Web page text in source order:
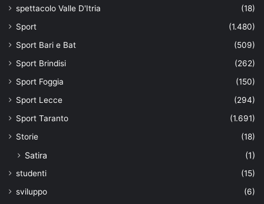
spettacolo Valle D'Itria
(18)
Sport
(1.480)
Sport Bari e Bat
(509)
Sport Brindisi
(262)
Sport Foggia
(150)
Sport Lecce
(294)
Sport Taranto
(1.691)
Storie
(18)
Satira (1)
studenti
(15)
sviluppo
(6)